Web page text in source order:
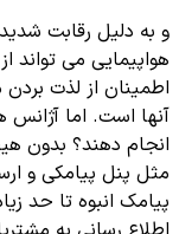
و به دلیل رقابت
هواپیمایی می
اطمینان از لذت بردن
آنها است. اما آژانس
انجام دهند؟ بدون
مثل پنل پیامکی و
پیامک انبوه تا حد